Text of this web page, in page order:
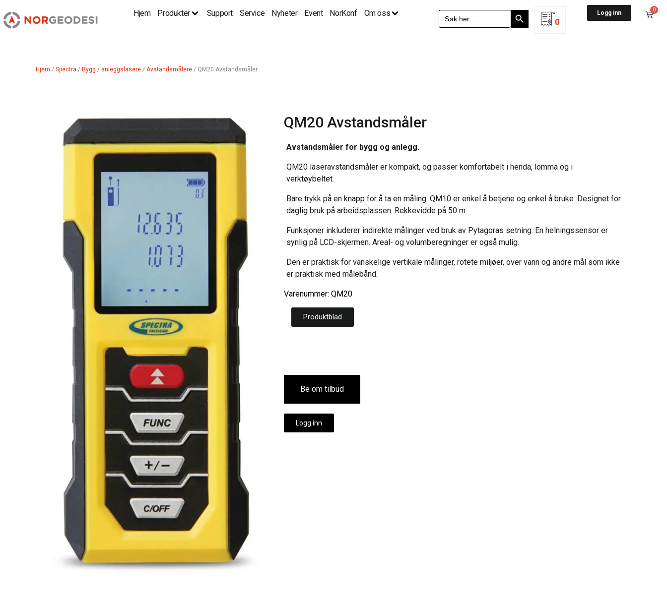
Hjem Produkter Support Service Nyheter Event NorKonf Om oss
Search
for:
Search Button
0
Logg inn 0
Hjem / Spectra / Bygg / anleggslasere / Avstandsmålere / QM20 Avstandsmåler
QM20 Avstandsmåler
Avstandsmåler for bygg og anlegg.
QM20 laseravstandsmåler er kompakt, og passer komfortabelt i henda, lomma og i
verktøybeltet.
Bare trykk på en knapp for å ta en måling. QM10 er enkel å betjene og enkel å bruke. Designet for
daglig bruk på arbeidsplassen. Rekkevidde på 50 m.
Funksjoner inkluderer indirekte målinger ved bruk av Pytagoras setning. En helningssensor er
synlig på LCD-skjermen. Areal- og volumberegninger er også mulig.
Den er praktisk for vanskelige vertikale målinger, rotete miljøer, over vann og andre mål som ikke
er praktisk med målebånd.
Varenummer: QM20
Produktblad
Be om tilbud
Logg inn